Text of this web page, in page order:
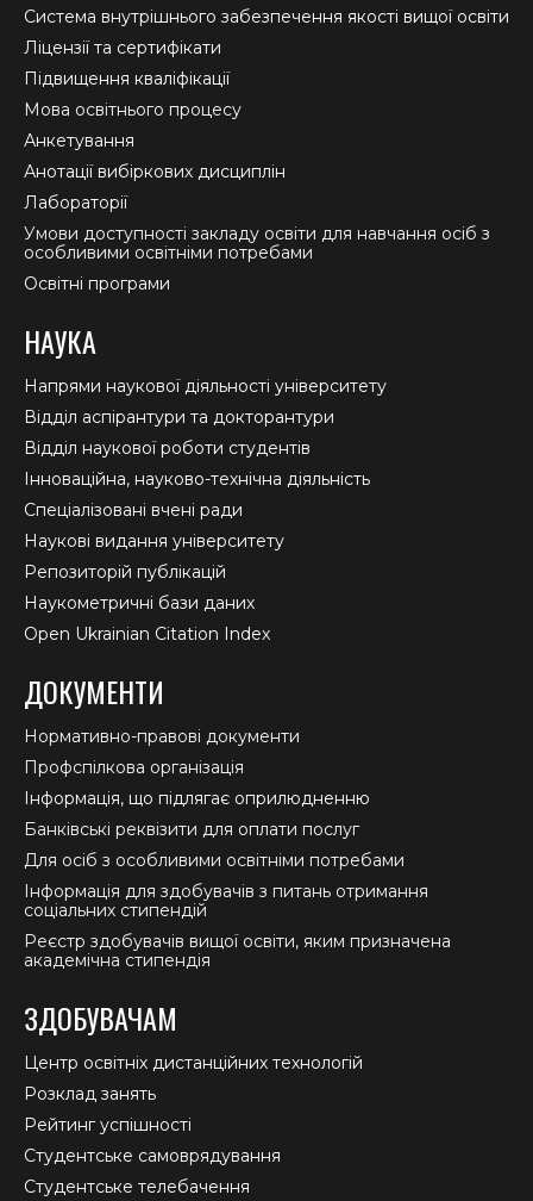
new
window
new
window
new
window
Система внутрішнього забезпечення якості вищої освіти
Ліцензії та сертифікати
Підвищення кваліфікації
Мова освітнього процесу
Анкетування
Анотації вибіркових дисциплін
Лабораторії
Умови доступності закладу освіти для навчання осіб з
особливими освітніми потребами
Освітні програми
НАУКА
Напрями наукової діяльності університету
Відділ аспірантури та докторантури
Відділ наукової роботи студентів
Інноваційна, науково-технічна діяльність
Спеціалізовані вчені ради
Наукові видання університету
Репозиторій публікацій
Наукометричні бази даних
Open Ukrainian Citation Index
ДОКУМЕНТИ
Нормативно-правові документи
Профспілкова організація
Інформація, що підлягає оприлюдненню
Банківські реквізити для оплати послуг
Для осіб з особливими освітніми потребами
Інформація для здобувачів з питань отримання
соціальних стипендій
Реєстр здобувачів вищої освіти, яким призначена
академічна стипендія
ЗДОБУВАЧАМ
Центр освітніх дистанційних технологій
Розклад занять
Рейтинг успішності
Студентське самоврядування
Студентське телебачення